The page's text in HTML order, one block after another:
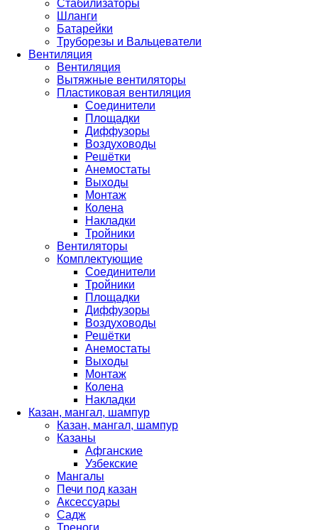
Стабилизаторы
Шланги
Батарейки
Труборезы и Вальцеватели
Вентиляция
Вентиляция
Вытяжные вентиляторы
Пластиковая вентиляция
Соединители
Площадки
Диффузоры
Воздуховоды
Решётки
Анемостаты
Выходы
Монтаж
Колена
Накладки
Тройники
Вентиляторы
Комплектующие
Соединители
Тройники
Площадки
Диффузоры
Воздуховоды
Решётки
Анемостаты
Выходы
Монтаж
Колена
Накладки
Казан, мангал, шампур
Казан, мангал, шампур
Казаны
Афганские
Узбекские
Мангалы
Печи под казан
Аксессуары
Садж